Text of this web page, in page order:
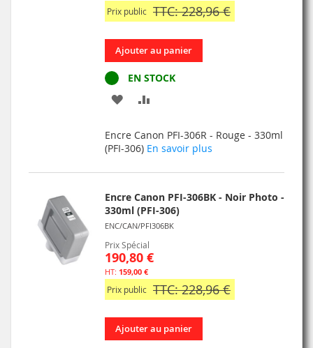
Prix public TTC: 228,96 €
Ajouter au panier
EN STOCK
AJOUTER
MA
LISTE
D’ENVIE
COMPARATEUR
Encre Canon PFI-306R - Rouge - 330ml
(PFI-306) En savoir plus
Encre Canon PFI-306BK - Noir Photo -
330ml (PFI-306)
ENC/CAN/PFI306BK
Prix Spécial
190,80 €
159,00 €
Prix public TTC: 228,96 €
Ajouter au panier